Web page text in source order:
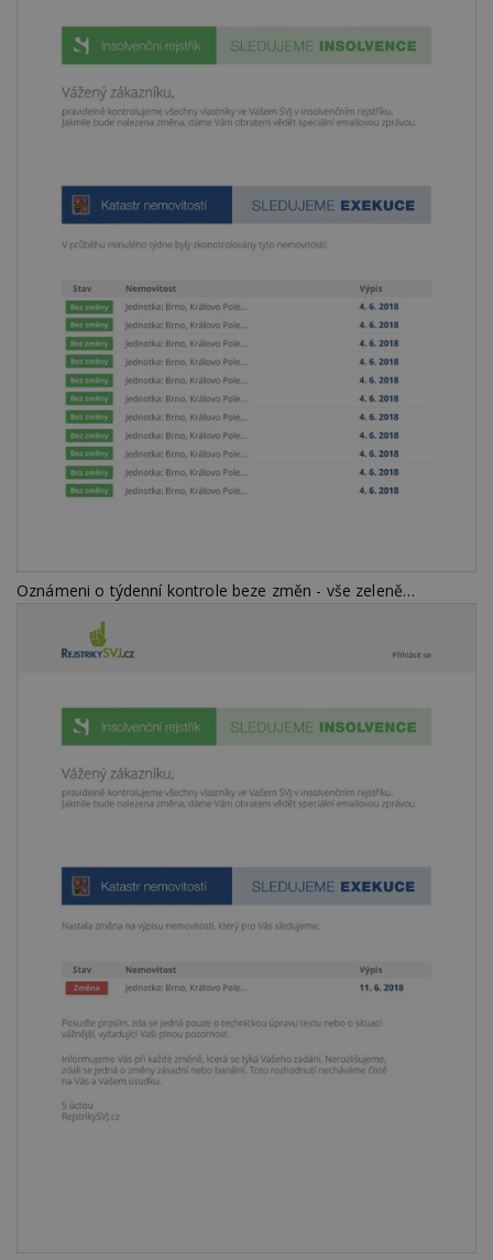
Oznámeni o týdenní kontrole beze změn - vše zeleně…